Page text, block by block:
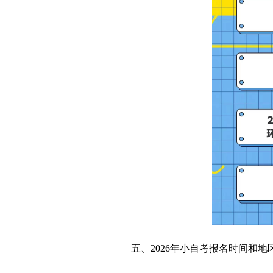
五、2026年小自考报名时间和地